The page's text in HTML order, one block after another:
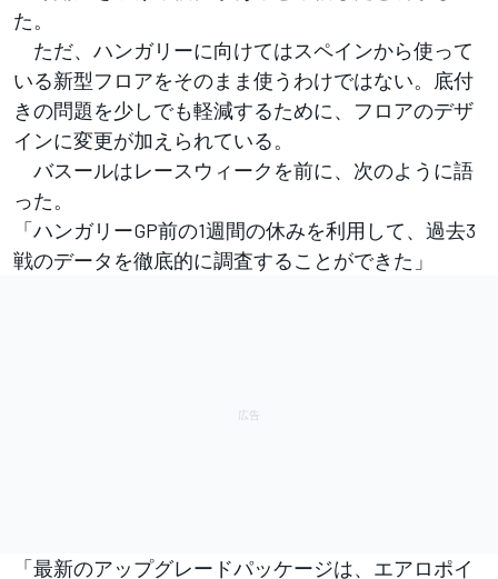
た。
ただ、ハンガリーに向けてはスペインから使って
いる新型フロアをそのまま使うわけではない。底付
きの問題を少しでも軽減するために、フロアのデザ
インに変更が加えられている。
バスールはレースウィークを前に、次のように語
った。
「ハンガリーGP前の1週間の休みを利用して、過去3
戦のデータを徹底的に調査することができた」
「最新のアップグレードパッケージは、エアロポイ